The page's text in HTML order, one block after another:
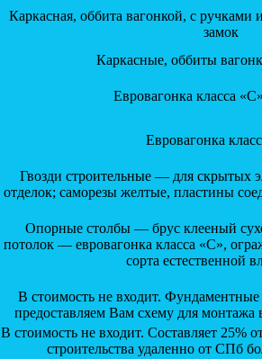
Каркасная, оббита вагонкой, с
замок
Каркасные, оббиты
Евровагонка класса
Евровагонка
Гвозди строительные — для скрытых
отделок; саморезы желтые, пластины
Опорные столбы — брус клееный
потолок — евровагонка класса «С»,
сорта естественной
В стоимость не входит.
предоставляем Вам схему для
В стоимость не входит. Составляет 25%
строительства удаленно от СПб